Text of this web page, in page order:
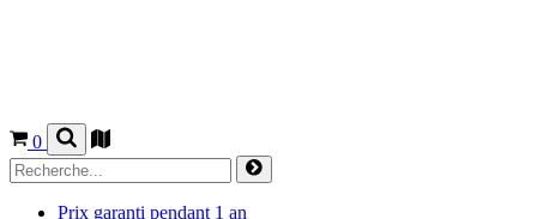
0
Prix garanti pendant 1 an